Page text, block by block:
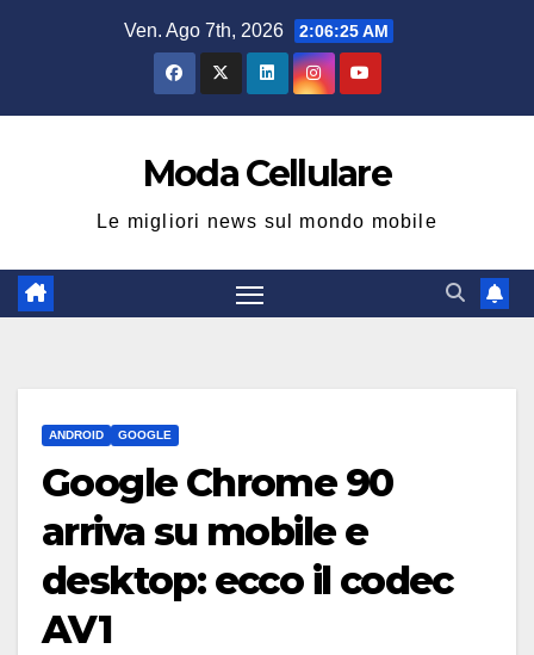
Ven. Ago 7th, 2026 2:06:26 AM
Moda Cellulare
Le migliori news sul mondo mobile
ANDROID GOOGLE
Google Chrome 90
arriva su mobile e
desktop: ecco il codec
AV1